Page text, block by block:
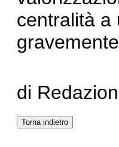
centralità a
gravemente
di